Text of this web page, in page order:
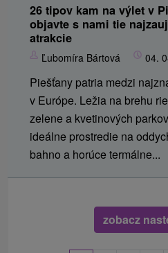
26 tipov kam na výlet v
objavte s nami tie
atrakcie
Ľubomíra Bártová 04.
Piešťany patria medzi
v Európe. Ležia na brehu
zelene a kvetinových
ideálne prostredie na
bahno a horúce termálne...
zobacz